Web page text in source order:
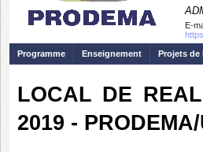
E-
Programme
Enseignement Projets de
LOCAL DE
2019 -